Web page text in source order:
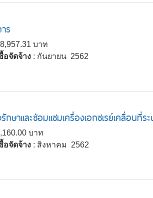
ร
บาท
อจัดจ้าง : กันยายน 2562
ษาและซ่อมแซมเครื่องเอกซเรย์เคลื่อนที่
บาท
อจัดจ้าง : สิงหาคม 2562